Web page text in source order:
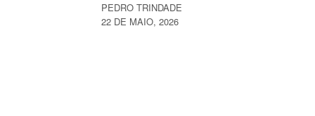
PEDRO TRINDADE
22 DE MAIO, 2026